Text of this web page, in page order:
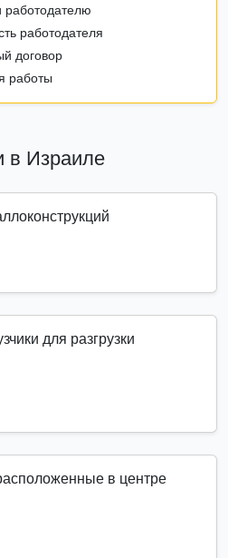
работодателю
работодателя
договор
работы
в Израиле
для разгрузки
в центре